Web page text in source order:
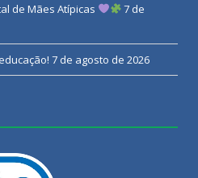
de Mães Atípicas
7 de
7 de agosto de 2026